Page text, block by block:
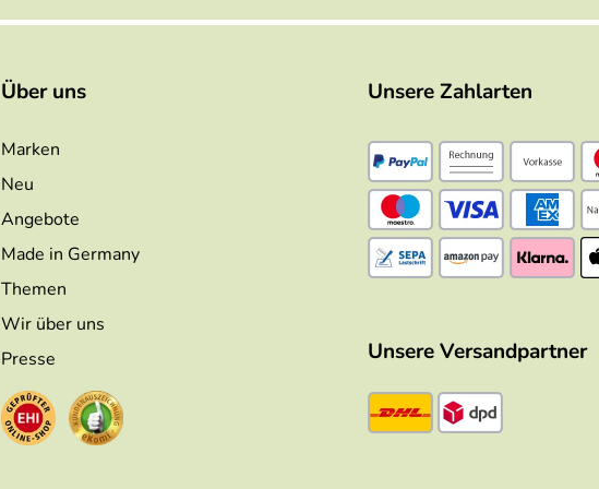
Über uns
Marken
Neu
Angebote
Made in Germany
Themen
Wir über uns
Presse
Unsere Zahlarten
Unsere Versandpartner